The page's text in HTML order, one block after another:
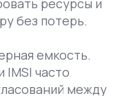
ресурсы и
без потерь.
емкость.
IMSI часто
между